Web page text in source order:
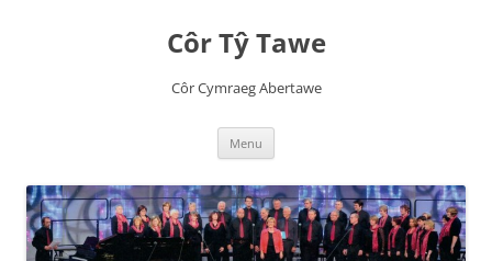
Côr Tŷ Tawe
Côr Cymraeg Abertawe
Menu